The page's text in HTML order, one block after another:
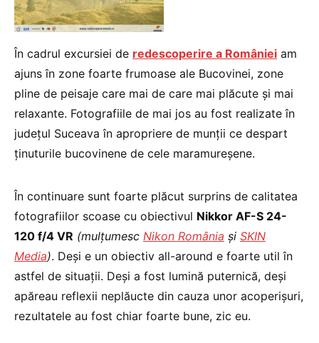
În cadrul excursiei de redescoperire a României am
ajuns în zone foarte frumoase ale Bucovinei, zone
pline de peisaje care mai de care mai plăcute și mai
relaxante. Fotografiile de mai jos au fost realizate în
județul Suceava în apropriere de munții ce despart
ținuturile bucovinene de cele maramureșene.
În continuare sunt foarte plăcut surprins de calitatea
fotografiilor scoase cu obiectivul Nikkor AF-S 24-
120 f/4 VR (mulțumesc Nikon România și SKIN
Media). Deși e un obiectiv all-around e foarte util în
astfel de situații. Deși a fost lumină puternică, deși
apăreau reflexii neplăucte din cauza unor acoperișuri,
rezultatele au fost chiar foarte bune, zic eu.